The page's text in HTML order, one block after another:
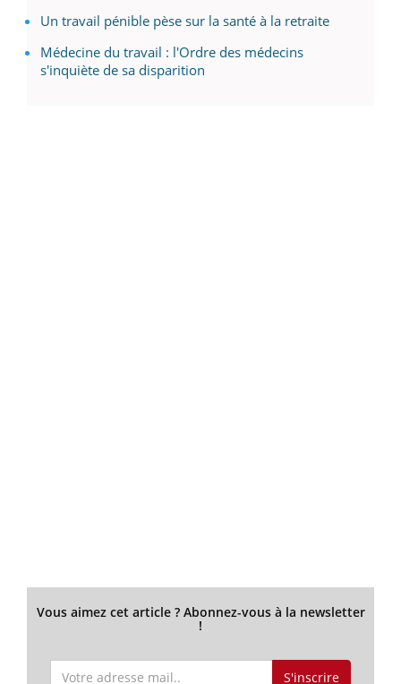
Un travail pénible pèse sur la santé à la retraite
Médecine du travail : l'Ordre des médecins
s'inquiète de sa disparition
Vous aimez cet article ? Abonnez-vous à la newsletter
!
S'inscrire